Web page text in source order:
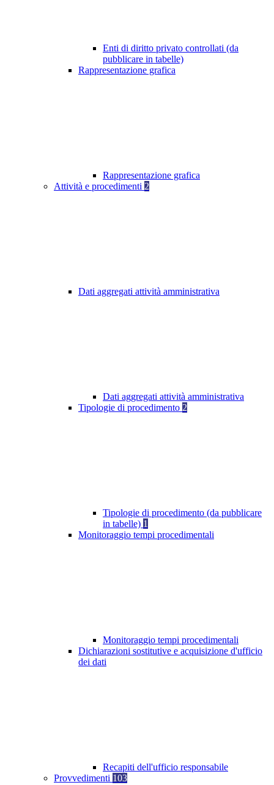
Enti di diritto privato controllati (da
pubblicare in tabelle)
Rappresentazione grafica
Rappresentazione grafica
Attività e procedimenti 2
Dati aggregati attività amministrativa
Dati aggregati attività amministrativa
Tipologie di procedimento 2
Tipologie di procedimento (da pubblicare
in tabelle) 1
Monitoraggio tempi procedimentali
Monitoraggio tempi procedimentali
Dichiarazioni sostitutive e acquisizione d'ufficio
dei dati
Recapiti dell'ufficio responsabile
Provvedimenti 103